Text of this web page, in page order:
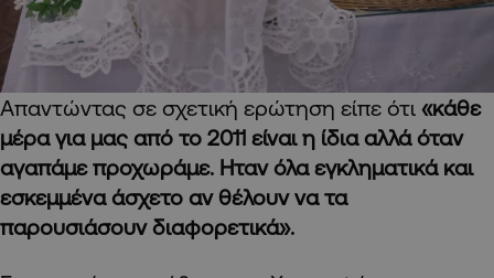
Απαντώντας σε σχετική ερώτηση είπε ότι «κάθε
μέρα για μας από το 2011 είναι η ίδια αλλά όταν
αγαπάμε προχωράμε. Ηταν όλα εγκληματικά και
εσκεμμένα άσχετο αν θέλουν να τα
παρουσιάσουν διαφορετικά».